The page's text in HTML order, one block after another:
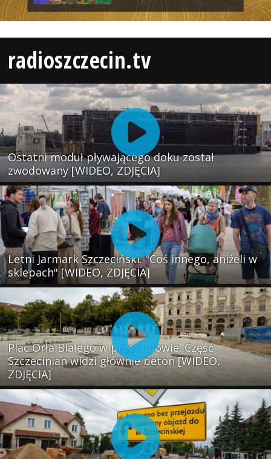
radioszczecin.tv
Ostatni moduł pływającego doku został
zwodowany [WIDEO, ZDJĘCIA]
Letni Jarmark Szczeciński. "Coś innego, aniżeli w
sklepach" [WIDEO, ZDJĘCIA]
Plac Orła Białego w przebudowie. Część
Szczecinian widzi głównie beton [WIDEO,
ZDJĘCIA]